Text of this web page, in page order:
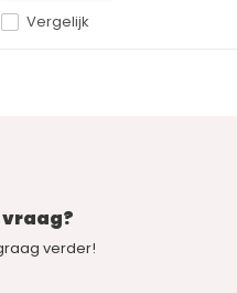
Vergelijk
vraag?
verder!